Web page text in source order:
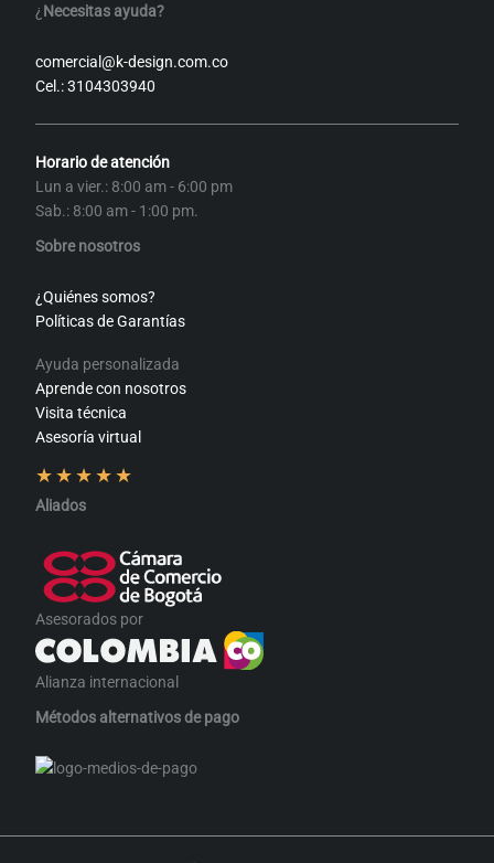
¿ Necesitas ayuda?
comercial@k-design.com.co
Cel.: 3104303940
Horario de atención
Lun a vier.: 8:00 am - 6:00 pm
Sab.: 8:00 am - 1:00 pm.
Sobre nosotros
¿Quiénes somos?
Políticas de Garantías
Ayuda personalizada
Aprende con nosotros
Visita técnica
Asesoría virtual
★★★★★
Aliados
Asesorados por
Alianza internacional
Métodos alternativos de pago